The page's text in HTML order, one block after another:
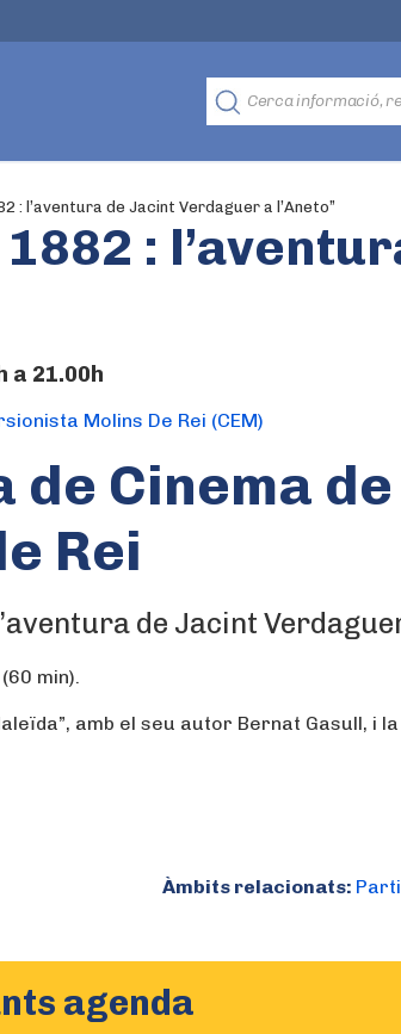
: l’aventura de Jacint Verdaguer a l’Aneto”
:
a 21.00h
Molins De Rei (CEM)
de Cinema
Rei
de Jacint Verdaguer
min).
amb el seu autor Bernat Gasull, i
Àmbits relacionats:
agenda